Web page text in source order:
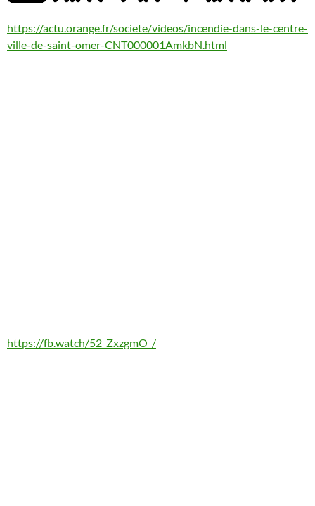
https://actu.orange.fr/societe/videos/incendie-dans-le-centre-
ville-de-saint-omer-CNT000001AmkbN.html
https://fb.watch/52_ZxzgmO_/